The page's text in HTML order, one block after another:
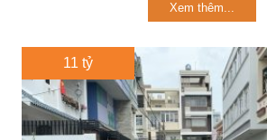
Xem thêm...
11 tỷ